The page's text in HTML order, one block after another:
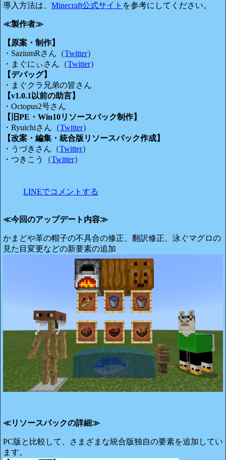
導入方法は、 Minecraft公式サイト を参考にしてください。
≪製作者≫
【原案・制作】
・SaziumRさん（Twitter）
・まぐにぃさん（Twitter）
【デバッグ】
・まぐクラ兄弟の皆さん
【v1.0.1以前の助言】
・Octopus2号さん
【旧PE・Win10リソースパック制作】
・Ryuichiさん（Twitter）
【改案・編集・統合版リソースパック作成】
・うづきさん（Twitter）
・つきこう（Twitter）
LINEでコメントする
≪今回のアップデート内容≫
かまどや革の帽子の不具合の修正、翻訳修正、泳ぐマグロの
見た目変更などの新要素の追加
≪リソースパックの詳細≫
PC版と比較して、さまざまな統合版独自の要素を追加してい
ます。